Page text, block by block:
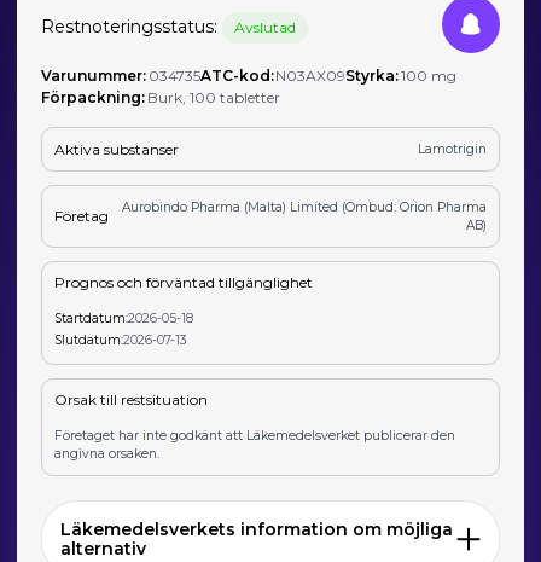
Restnoteringsstatus: Avslutad
Varunummer: 034735ATC-kod:N03AX09Styrka:100 mg
Förpackning: Burk, 100 tabletter
Aktiva substanser Lamotrigin
Företag
Aurobindo Pharma (Malta) Limited (Ombud: Orion Pharma
AB)
Prognos och förväntad tillgänglighet
Startdatum:2026-05-18
Slutdatum:2026-07-13
Orsak till restsituation
Företaget har inte godkänt att Läkemedelsverket publicerar den
angivna orsaken.
Läkemedelsverkets information om möjliga
alternativ